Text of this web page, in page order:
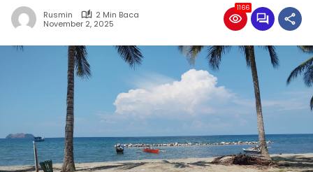
Rusmin
2 Min Baca
November 2, 2025
1166